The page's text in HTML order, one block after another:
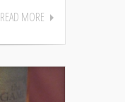
READ MORE